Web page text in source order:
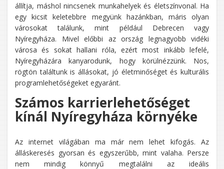
állítja, máshol nincsenek munkahelyek és életszínvonal. Ha
egy kicsit keletebbre megyünk hazánkban, máris olyan
városokat találunk, mint például Debrecen vagy
Nyíregyháza. Mivel előbbi az ország legnagyobb vidéki
városa és sokat hallani róla, ezért most inkább lefelé,
Nyíregyházára kanyarodunk, hogy körülnézzünk. Nos,
rögtön találtunk is állásokat, jó életminőséget és kulturális
programlehetőségeket egyaránt.
Számos karrierlehetőséget
kínál Nyíregyháza környéke
Az internet világában ma már nem lehet kifogás. Az
álláskeresés gyorsan és egyszerűbb, mint valaha. Persze
nem mindig könnyű megtalálni az ideális